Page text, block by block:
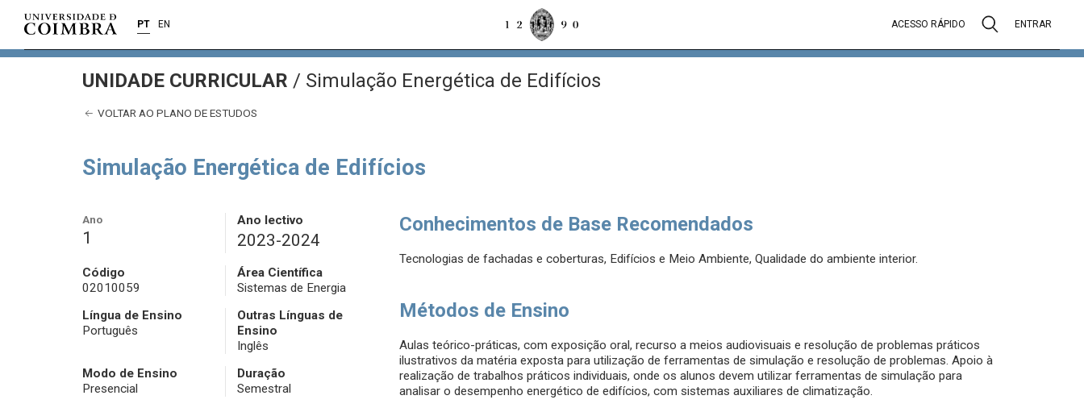
PT EN ACESSO RÁPIDO ENTRAR
UNIDADE CURRICULAR / Simulação Energética de Edifícios
VOLTAR AO PLANO DE ESTUDOS
Simulação Energética de Edifícios
Ano
1
Ano lectivo
2023-2024
Código
02010059
Área Científica
Sistemas de Energia
Língua de Ensino
Português
Outras Línguas de
Ensino
Inglês
Modo de Ensino
Presencial
Duração
Semestral
Conhecimentos de Base Recomendados
Tecnologias de fachadas e coberturas, Edifícios e Meio Ambiente, Qualidade do ambiente interior.
Métodos de Ensino
Aulas teórico-práticas, com exposição oral, recurso a meios audiovisuais e resolução de problemas práticos
ilustrativos da matéria exposta para utilização de ferramentas de simulação e resolução de problemas. Apoio à
realização de trabalhos práticos individuais, onde os alunos devem utilizar ferramentas de simulação para
analisar o desempenho energético de edifícios, com sistemas auxiliares de climatização.